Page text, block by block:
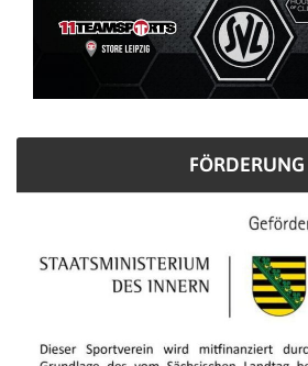
FÖRDERUNG